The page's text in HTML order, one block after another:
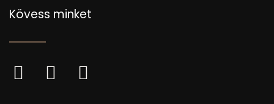
Kövess minket